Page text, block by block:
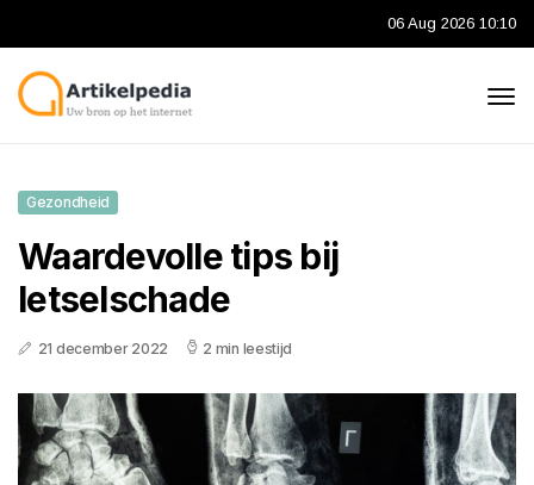
06 Aug 2026 10:10
Gezondheid
Waardevolle tips bij
letselschade
21 december 2022 2 min leestijd